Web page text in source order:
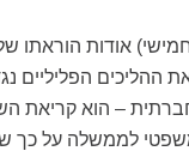
אודות הוראתו
הפליליים
– הוא קריאת
לממשלה על כך